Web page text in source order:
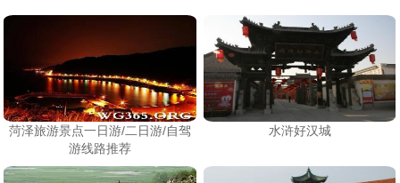
菏泽旅游景点一日游/二日游/自驾
游线路推荐
水浒好汉城